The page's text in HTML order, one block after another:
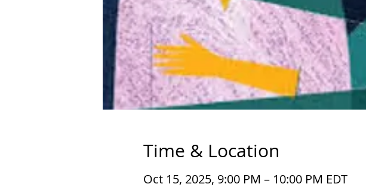
Time & Location
Oct 15, 2025, 9:00 PM – 10:00 PM EDT